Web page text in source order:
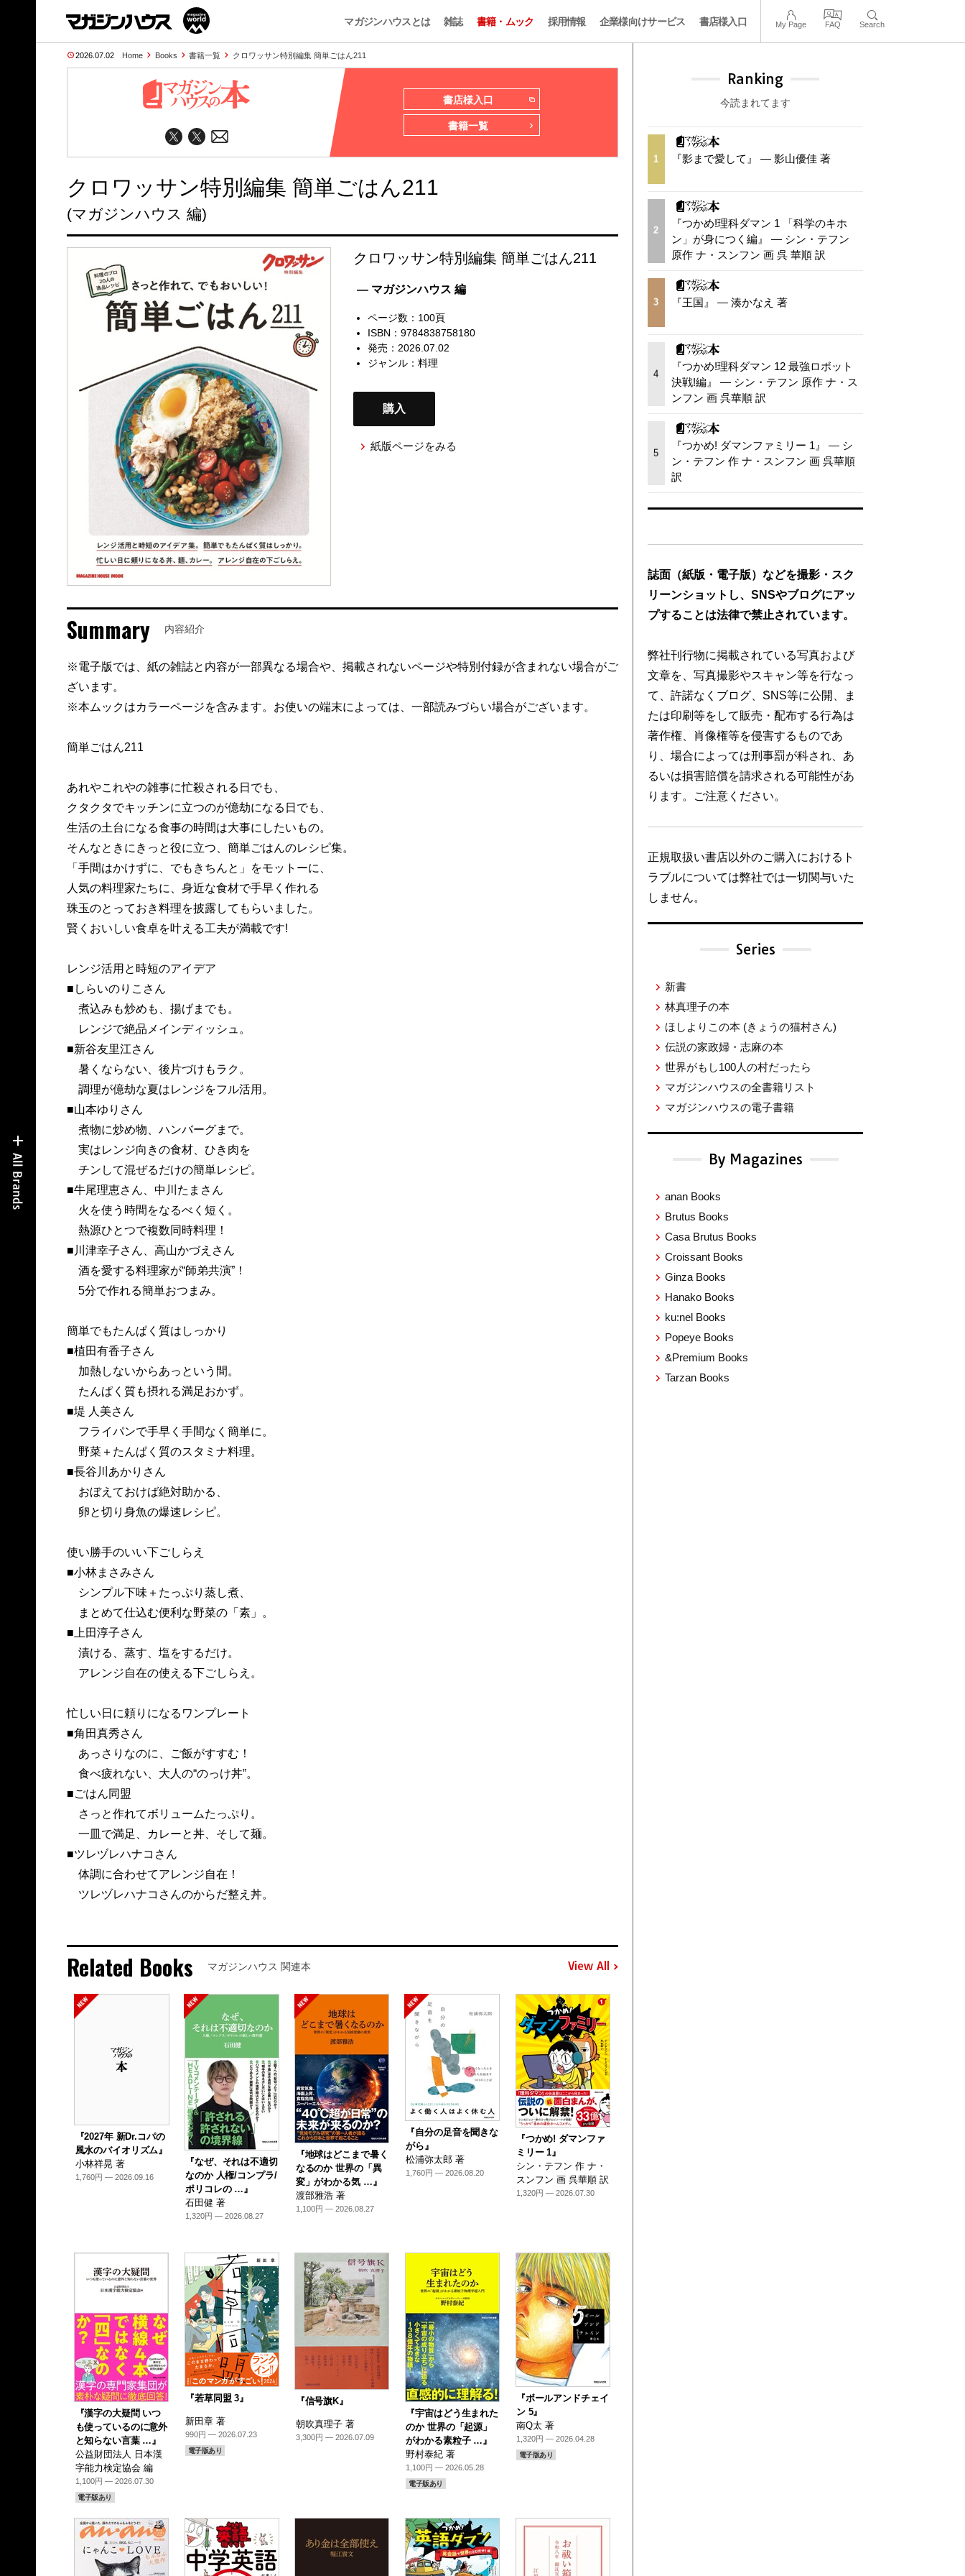
マガジンハウスとは 雑誌 書籍・ムック 採用情報 企業様向けサービス 書店様入口 My Page FAQ Search
2026.07.02 Home Books 書籍一覧 クロワッサン特別編集 簡単ごはん211
書店様入口
書籍一覧
クロワッサン特別編集 簡単ごはん211
(マガジンハウス 編)
クロワッサン特別編集 簡単ごはん211
— マガジンハウス 編
ページ数：100頁
ISBN：9784838758180
発売：2026.07.02
ジャンル： 料理
購入
紙版ページをみる
Summary 内容紹介
※電子版では、紙の雑誌と内容が一部異なる場合や、掲載されないページや特別付録が含まれない場合がご
ざいます。
※本ムックはカラーページを含みます。お使いの端末によっては、一部読みづらい場合がございます。
簡単ごはん211
あれやこれやの雑事に忙殺される日でも、
クタクタでキッチンに立つのが億劫になる日でも、
生活の土台になる食事の時間は大事にしたいもの。
そんなときにきっと役に立つ、簡単ごはんのレシピ集。
「手間はかけずに、でもきちんと」をモットーに、
人気の料理家たちに、身近な食材で手早く作れる
珠玉のとっておき料理を披露してもらいました。
賢くおいしい食卓を叶える工夫が満載です!
レンジ活用と時短のアイデア
■しらいのりこさん
煮込みも炒めも、揚げまでも。
レンジで絶品メインディッシュ。
■新谷友里江さん
暑くならない、後片づけもラク。
調理が億劫な夏はレンジをフル活用。
■山本ゆりさん
煮物に炒め物、ハンバーグまで。
実はレンジ向きの食材、ひき肉を
チンして混ぜるだけの簡単レシピ。
■牛尾理恵さん、中川たまさん
火を使う時間をなるべく短く。
熱源ひとつで複数同時料理！
■川津幸子さん、高山かづえさん
酒を愛する料理家が“師弟共演”！
5分で作れる簡単おつまみ。
簡単でもたんぱく質はしっかり
■植田有香子さん
加熱しないからあっという間。
たんぱく質も摂れる満足おかず。
■堤 人美さん
フライパンで手早く手間なく簡単に。
野菜＋たんぱく質のスタミナ料理。
■長谷川あかりさん
おぼえておけば絶対助かる、
卵と切り身魚の爆速レシピ。
使い勝手のいい下ごしらえ
■小林まさみさん
シンプル下味＋たっぷり蒸し煮、
まとめて仕込む便利な野菜の「素」。
■上田淳子さん
漬ける、蒸す、塩をするだけ。
アレンジ自在の使える下ごしらえ。
忙しい日に頼りになるワンプレート
■角田真秀さん
あっさりなのに、ご飯がすすむ！
食べ疲れない、大人の“のっけ丼”。
■ごはん同盟
さっと作れてボリュームたっぷり。
一皿で満足、カレーと丼、そして麺。
■ツレヅレハナコさん
体調に合わせてアレンジ自在！
ツレヅレハナコさんのからだ整え丼。
Related Books マガジンハウス 関連本 View All
『2027年 新Dr.コパの
風水のバイオリズム』
小林祥晃 著
1,760円 — 2026.09.16
『なぜ、それは不適切
なのか 人権/コンプラ/
ポリコレの …』
石田健 著
1,320円 — 2026.08.27
『地球はどこまで暑く
なるのか 世界の「異
変」がわかる気 …』
渡部雅浩 著
1,100円 — 2026.08.27
『自分の足音を聞きな
がら』
松浦弥太郎 著
1,760円 — 2026.08.20
『つかめ! ダマンファ
ミリー 1』
シン・テフン 作 ナ・
スンフン 画 呉華順 訳
1,320円 — 2026.07.30
『漢字の大疑問 いつ
も使っているのに意外
と知らない言葉 …』
公益財団法人 日本漢
字能力検定協会 編
1,100円 — 2026.07.30
電子版あり
『若草同盟 3』
新田章 著
990円 — 2026.07.23
電子版あり
『信号旗K』
朝吹真理子 著
3,300円 — 2026.07.09
『宇宙はどう生まれた
のか 世界の「起源」
がわかる素粒子 …』
野村泰紀 著
1,100円 — 2026.05.28
電子版あり
『ボールアンドチェイ
ン 5』
南Q太 著
1,320円 — 2026.04.28
電子版あり
Ranking
今読まれてます
1 『影まで愛して』 — 影山優佳 著
2
『つかめ!理科ダマン 1 「科学のキホ
ン」が身につく編』 — シン・テフン
原作 ナ・スンフン 画 呉 華順 訳
3 『王国』 — 湊かなえ 著
4
『つかめ!理科ダマン 12 最強ロボット
決戦!編』 — シン・テフン 原作 ナ・ス
ンフン 画 呉華順 訳
5
『つかめ! ダマンファミリー 1』 — シ
ン・テフン 作 ナ・スンフン 画 呉華順
訳
誌面（紙版・電子版）などを撮影・スク
リーンショットし、SNSやブログにアッ
プすることは法律で禁止されています。
弊社刊行物に掲載されている写真および
文章を、写真撮影やスキャン等を行なっ
て、許諾なくブログ、SNS等に公開、ま
たは印刷等をして販売・配布する行為は
著作権、肖像権等を侵害するものであ
り、場合によっては刑事罰が科され、あ
るいは損害賠償を請求される可能性があ
ります。ご注意ください。
正規取扱い書店以外のご購入におけるト
ラブルについては弊社では一切関与いた
しません。
Series
新書
林真理子の本
ほしよりこの本 (きょうの猫村さん)
伝説の家政婦・志麻の本
世界がもし100人の村だったら
マガジンハウスの全書籍リスト
マガジンハウスの電子書籍
By Magazines
anan Books
Brutus Books
Casa Brutus Books
Croissant Books
Ginza Books
Hanako Books
ku:nel Books
Popeye Books
&Premium Books
Tarzan Books